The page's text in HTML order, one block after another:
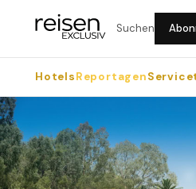
Suchen
HotelsReportagen